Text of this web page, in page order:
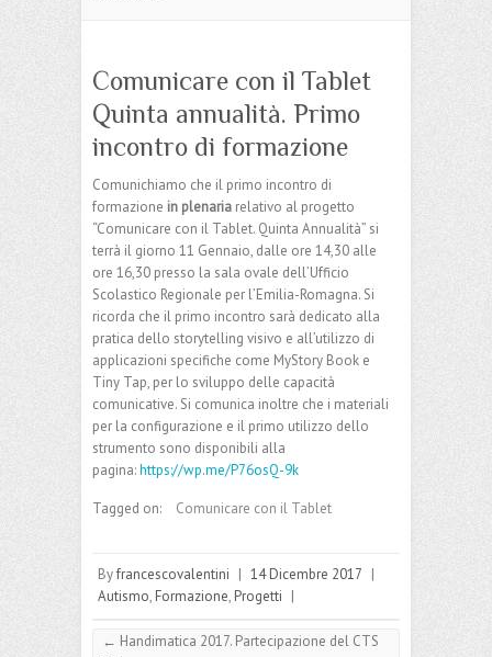
Comunicare con il Tablet
Quinta annualità. Primo
incontro di formazione
Comunichiamo che il primo incontro di
formazione in plenaria relativo al progetto
“Comunicare con il Tablet. Quinta Annualità” si
terrà il giorno 11 Gennaio, dalle ore 14,30 alle
ore 16,30 presso la sala ovale dell’Ufficio
Scolastico Regionale per l’Emilia-Romagna. Si
ricorda che il primo incontro sarà dedicato alla
pratica dello storytelling visivo e all’utilizzo di
applicazioni specifiche come MyStory Book e
Tiny Tap, per lo sviluppo delle capacità
comunicative. Si comunica inoltre che i materiali
per la configurazione e il primo utilizzo dello
strumento sono disponibili alla
pagina:https://wp.me/P76osQ-9k
Tagged on: Comunicare con il Tablet
Byfrancescovalentini | 14 Dicembre 2017 |
Autismo, Formazione, Progetti |
← Handimatica 2017. Partecipazione del CTS